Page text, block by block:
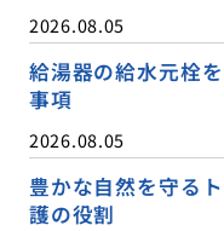
2026.08.05
給湯器の給水元栓
事項
2026.08.05
豊かな自然を守る
護の役割